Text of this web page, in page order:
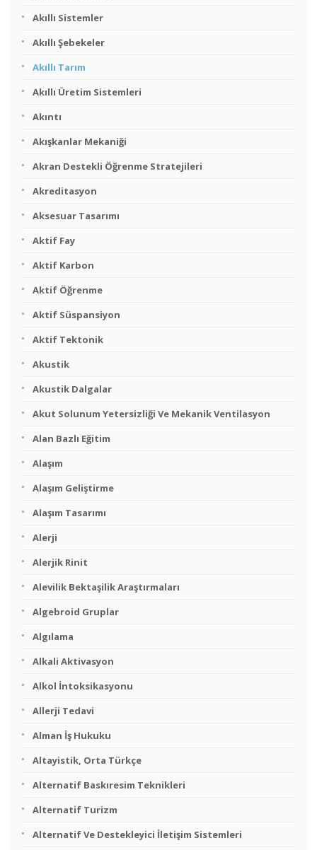
Akıllı Sistemler
Akıllı Şebekeler
Akıllı Tarım
Akıllı Üretim Sistemleri
Akıntı
Akışkanlar Mekaniği
Akran Destekli Öğrenme Stratejileri
Akreditasyon
Aksesuar Tasarımı
Aktif Fay
Aktif Karbon
Aktif Öğrenme
Aktif Süspansiyon
Aktif Tektonik
Akustik
Akustik Dalgalar
Akut Solunum Yetersizliği Ve Mekanik Ventilasyon
Alan Bazlı Eğitim
Alaşım
Alaşım Geliştirme
Alaşım Tasarımı
Alerji
Alerjik Rinit
Alevilik Bektaşilik Araştırmaları
Algebroid Gruplar
Algılama
Alkali Aktivasyon
Alkol İntoksikasyonu
Allerji Tedavi
Alman İş Hukuku
Altayistik, Orta Türkçe
Alternatif Baskıresim Teknikleri
Alternatif Turizm
Alternatif Ve Destekleyici İletişim Sistemleri